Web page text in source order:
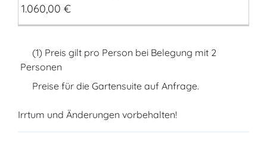
1.060,00 €
(1) Preis gilt pro Person bei Belegung mit 2
Personen
Preise für die Gartensuite auf Anfrage.
Irrtum und Änderungen vorbehalten!